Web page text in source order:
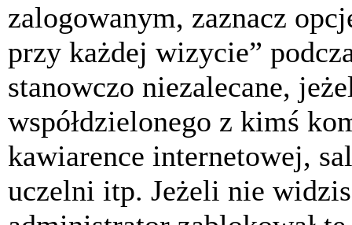
zalogowanym, zaznacz
przy każdej wizycie”
stanowczo niezalecane,
współdzielonego z kimś
kawiarence internetowej,
uczelni itp. Jeżeli nie